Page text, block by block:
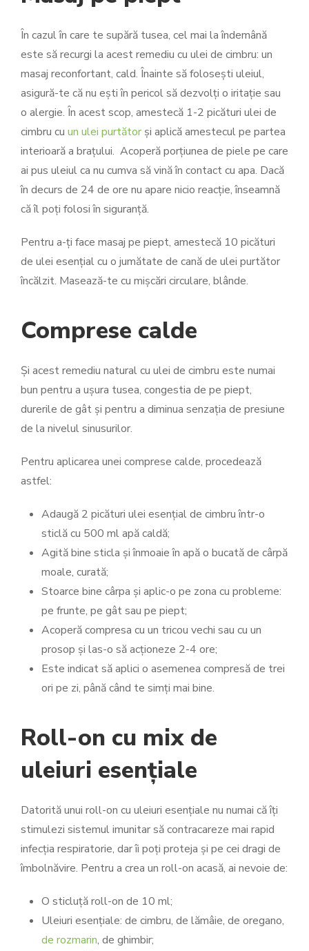
În cazul în care te supără tusea, cel mai la îndemână
este să recurgi la acest remediu cu ulei de cimbru: un
masaj reconfortant, cald. Înainte să folosești uleiul,
asigură-te că nu ești în pericol să dezvolți o iritație sau
o alergie. În acest scop, amestecă 1-2 picături ulei de
cimbru cu un ulei purtător și aplică amestecul pe partea
interioară a brațului. Acoperă porțiunea de piele pe care
ai pus uleiul ca nu cumva să vină în contact cu apa. Dacă
în decurs de 24 de ore nu apare nicio reacție, înseamnă
că îl poți folosi în siguranță.
Pentru a-ți face masaj pe piept, amestecă 10 picături
de ulei esențial cu o jumătate de cană de ulei purtător
încălzit. Masează-te cu mișcări circulare, blânde.
Comprese calde
Și acest remediu natural cu ulei de cimbru este numai
bun pentru a ușura tusea, congestia de pe piept,
durerile de gât și pentru a diminua senzația de presiune
de la nivelul sinusurilor.
Pentru aplicarea unei comprese calde, procedează
astfel:
Adaugă 2 picături ulei esențial de cimbru într-o
sticlă cu 500 ml apă caldă;
Agită bine sticla și înmoaie în apă o bucată de cârpă
moale, curată;
Stoarce bine cârpa și aplic-o pe zona cu probleme:
pe frunte, pe gât sau pe piept;
Acoperă compresa cu un tricou vechi sau cu un
prosop și las-o să acționeze 2-4 ore;
Este indicat să aplici o asemenea compresă de trei
ori pe zi, până când te simți mai bine.
Roll-on cu mix de
uleiuri esențiale
Datorită unui roll-on cu uleiuri esențiale nu numai că îți
stimulezi sistemul imunitar să contracareze mai rapid
infecția respiratorie, dar îi poți proteja și pe cei dragi de
îmbolnăvire. Pentru a crea un roll-on acasă, ai nevoie de:
O sticluță roll-on de 10 ml;
Uleiuri esențiale: de cimbru, de lămâie, de oregano,
de rozmarin, de ghimbir;